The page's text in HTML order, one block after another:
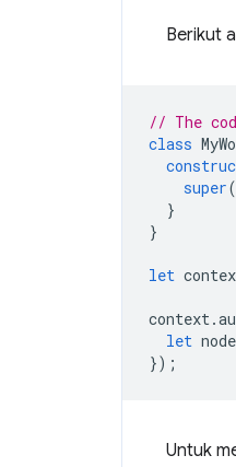
Berikut
// The
class
super(
}
}
let
context.
let node
});
Untuk